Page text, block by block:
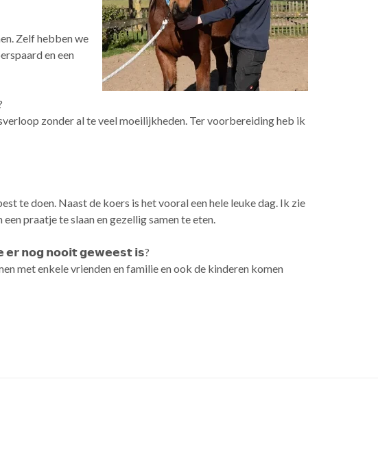
Zelf hebben we
en een
zonder al te veel moeilijkheden. Ter voorbereiding heb ik
te doen. Naast de koers is het vooral een hele leuke dag. Ik zie
praatje te slaan en gezellig samen te eten.
𝗻𝗼𝗴 𝗻𝗼𝗼𝗶𝘁 𝗴𝗲𝘄𝗲𝗲𝘀𝘁 𝗶𝘀?
met enkele vrienden en familie en ook de kinderen komen